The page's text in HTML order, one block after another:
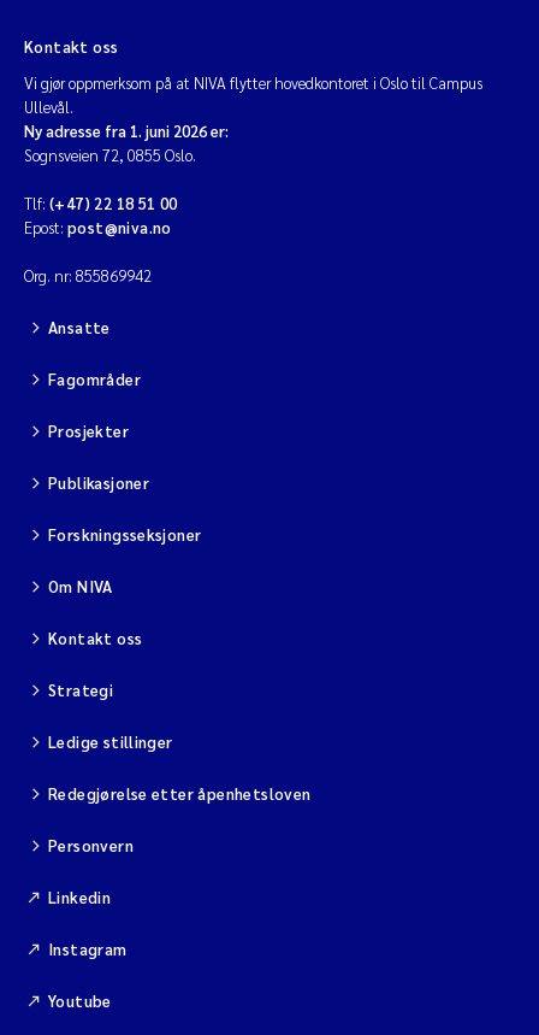
Kontakt oss
Vi gjør oppmerksom på at NIVA flytter hovedkontoret i Oslo til Campus
Ullevål.
Ny adresse fra 1. juni 2026 er:
Sognsveien 72, 0855 Oslo.
Tlf: (+47) 22 18 51 00
Epost: post@niva.no
Org. nr: 855869942
Ansatte
Fagområder
Prosjekter
Publikasjoner
Forskningsseksjoner
Om NIVA
Kontakt oss
Strategi
Ledige stillinger
Redegjørelse etter åpenhetsloven
Personvern
Linkedin
Instagram
Youtube